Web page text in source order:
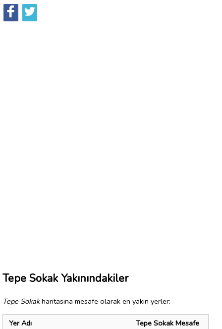
Tepe Sokak Yakınındakiler
Tepe Sokakharitasına mesafe olarak en yakın yerler:
Yer Adı
Tepe Sokak Mesafe